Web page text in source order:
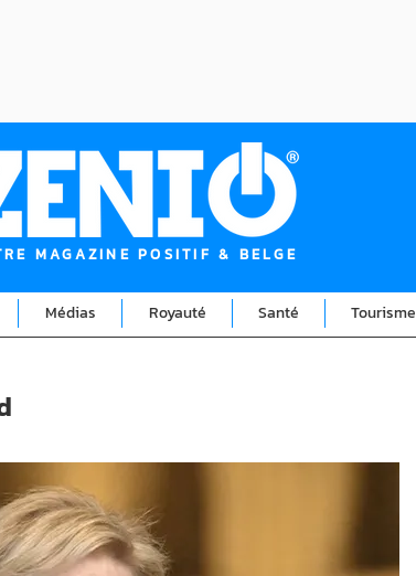
MAGAZINE POSITIF & BELGE
Médias Royauté Santé Tourisme